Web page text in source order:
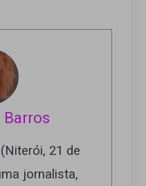
21 de
jornalista,